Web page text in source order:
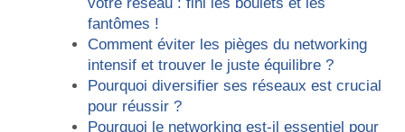
fantômes !
Comment éviter les pièges du networking
intensif et trouver le juste équilibre ?
Pourquoi diversifier ses réseaux est crucial
pour réussir ?
Pourquoi le networking est-il essentiel pour